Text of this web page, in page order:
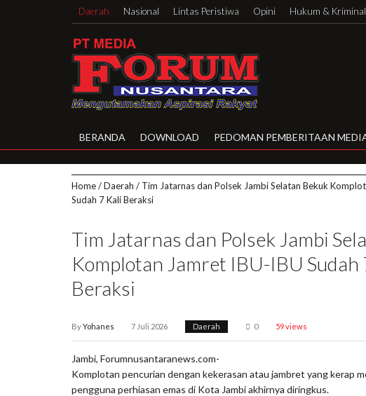
Daerah Nasional Lintas Peristiwa Opini Hukum & Kriminal
BERANDA DOWNLOAD PEDOMAN PEMBERITAAN
Home/Daerah / Tim Jatarnas dan Polsek Jambi Selatan Bekuk
Sudah 7 Kali Beraksi
Tim Jatarnas dan Polsek Jambi
Komplotan Jamret IBU-IBU Sudah
Beraksi
ByYohanes 7 Juli 2026 Daerah 0 59 views
Jambi, Forumnusantaranews.com-
Komplotan pencurian dengan kekerasan atau jambret yang kerap
pengguna perhiasan emas di Kota Jambi akhirnya diringkus.